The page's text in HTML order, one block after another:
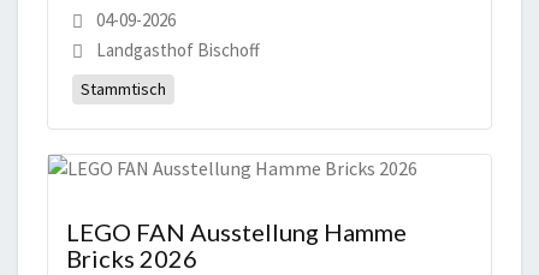
04-09-2026
Landgasthof Bischoff
Stammtisch
LEGO FAN Ausstellung Hamme
Bricks 2026